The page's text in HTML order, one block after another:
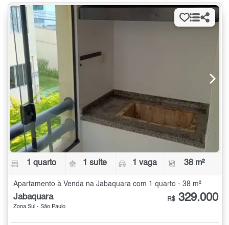
1 quarto 1 suíte 1 vaga 38 m²
Apartamento à Venda na Jabaquara com 1 quarto - 38 m²
Jabaquara
Zona Sul - São Paulo
R$ 329.000